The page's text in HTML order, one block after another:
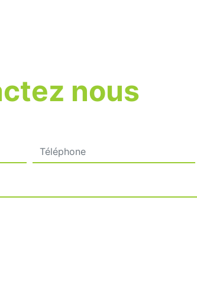
nous